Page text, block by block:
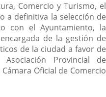
Comercio y Turismo, el
a definitiva la selección de
con el Ayuntamiento, la
de la gestión de
de la ciudad a favor de
Provincial de
Oficial de Comercio